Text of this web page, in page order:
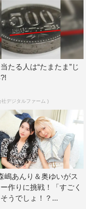
たる人は“たまたま”じ
社デジタルファーム )
嶋あんり＆奥ゆいがス
作りに挑戦！「すごく
うでしょ！？...